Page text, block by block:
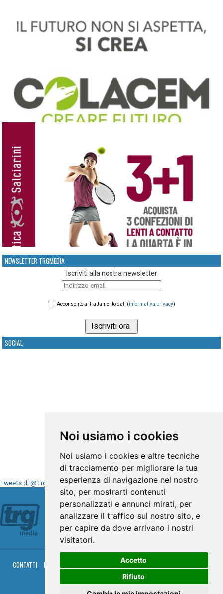
Noi usiamo i cookies
Noi usiamo i cookies e altre tecniche
di tracciamento per migliorare la tua
esperienza di navigazione nel nostro
sito, per mostrarti contenuti
personalizzati e annunci mirati, per
analizzare il traffico sul nostro sito, e
per capire da dove arrivano i nostri
visitatori.
Accetto
Rifiuto
NEWSLETTER TRGMEDIA
Iscriviti alla nostra newsletter
Acconsento al trattamento dati (informativa privacy)
SOCIAL
Tweets di @TrgMedia
Seguici su
CONTATTI PRIVACY PALINSESTO DIRETTA TV
RGM HITRADIO